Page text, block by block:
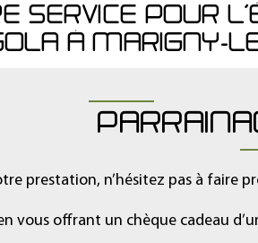
SERVICE POUR
À MARIGNY-
prestation, n’hésitez pas à faire
vous offrant un chèque cadeau